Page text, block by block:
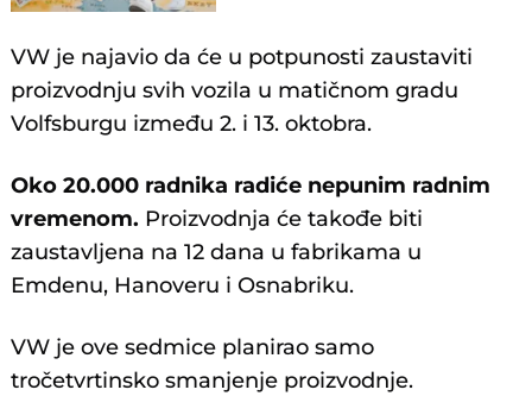
VW je najavio da će u potpunosti zaustaviti
proizvodnju svih vozila u matičnom gradu
Volfsburgu između 2. i 13. oktobra.
Oko 20.000 radnika radiće nepunim radnim
vremenom. Proizvodnja će takođe biti
zaustavljena na 12 dana u fabrikama u
Emdenu, Hanoveru i Osnabriku.
VW je ove sedmice planirao samo
tročetvrtinsko smanjenje proizvodnje.